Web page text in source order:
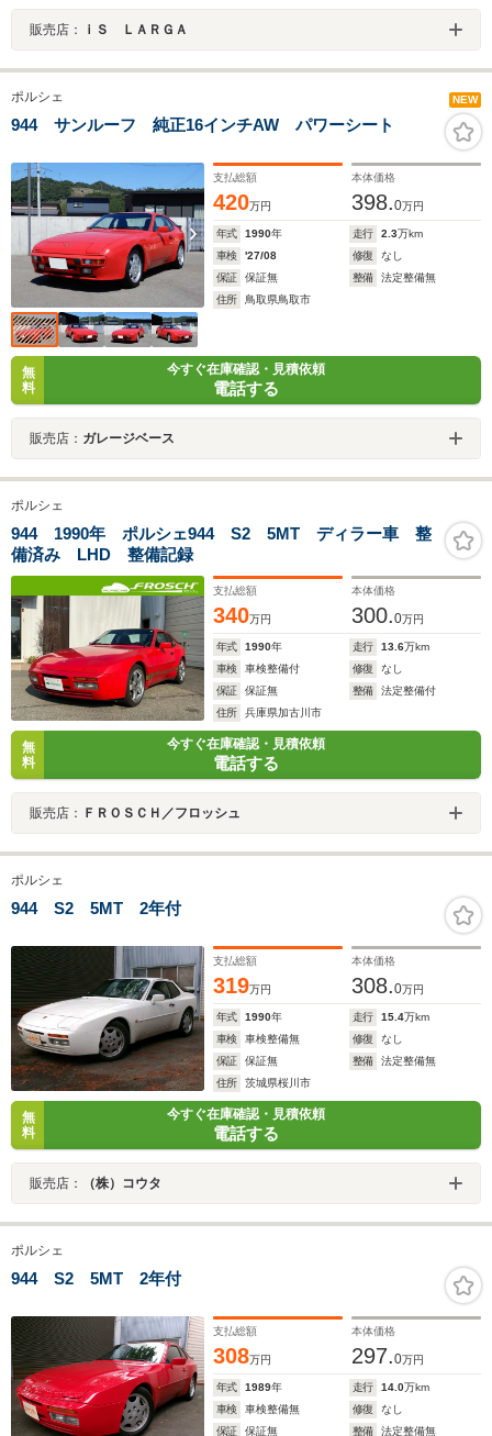
販売店： ｉＳ ＬＡＲＧＡ
ポルシェ NEW
944 サンルーフ 純正16インチAW パワーシート
支払総額
420万円
本体価格
398.0万円
年式 1990年 走行 2.3万km
車検
'27/08 修復
なし
保証
保証無 整備
法定整備無
住所
鳥取県鳥取市
無
料
今すぐ在庫確認・見積依頼
電話する
販売店： ガレージベース
ポルシェ
944 1990年 ポルシェ944 S2 5MT ディラー車 整
備済み LHD 整備記録
支払総額
340万円
本体価格
300.0万円
年式 1990年 走行 13.6万km
車検
車検整備付 修復
なし
保証
保証無 整備
法定整備付
住所
兵庫県加古川市
無
料
今すぐ在庫確認・見積依頼
電話する
販売店： ＦＲＯＳＣＨ／フロッシュ
ポルシェ
944 S2 5MT 2年付
支払総額
319万円
本体価格
308.0万円
年式 1990年 走行 15.4万km
車検
車検整備無 修復
なし
保証
保証無 整備
法定整備無
住所
茨城県桜川市
無
料
今すぐ在庫確認・見積依頼
電話する
販売店： （株）コウタ
ポルシェ
944 S2 5MT 2年付
支払総額
308万円
本体価格
297.0万円
年式 1989年 走行 14.0万km
車検
車検整備無 修復
なし
保証
保証無 整備 法定整備無